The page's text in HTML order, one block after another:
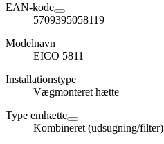
EAN-kode
5709395058119
Modelnavn
EICO 5811
Installationstype
Vægmonteret hætte
Type emhætte
Kombineret (udsugning/filter)